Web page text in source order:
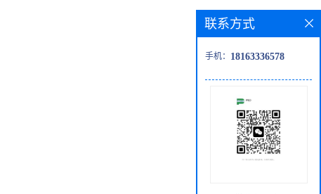
联系方式
手机： 18163336578